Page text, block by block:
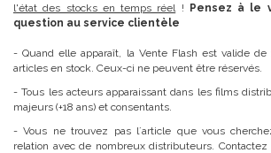
l'état des stocks en temps réel ! Pensez à le
question au service clientèle
- Quand elle apparaît, la Vente Flash est valide
articles en stock. Ceux-ci ne peuvent être réservés.
- Tous les acteurs apparaissant dans les films
majeurs (+18 ans) et consentants.
- Vous ne trouvez pas l´article que vous
relation avec de nombreux distributeurs.